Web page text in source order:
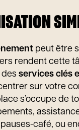
peut être
rendent cette
des services clés
sur votre
s’occupe de
café, ou